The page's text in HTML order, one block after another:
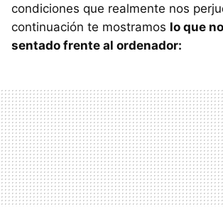
condiciones que realmente nos
continuación te mostramos lo que
sentado frente al ordenador: